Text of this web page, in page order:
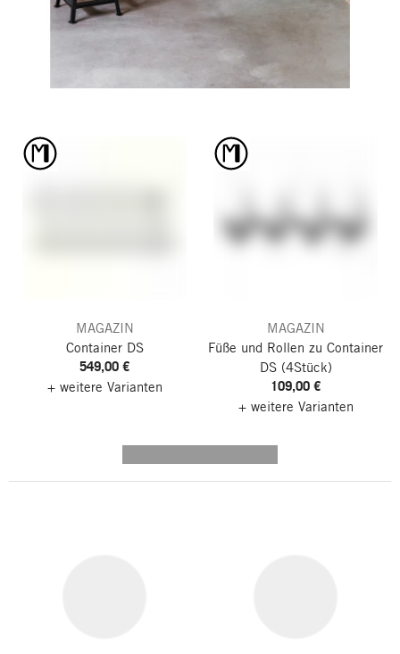
MAGAZIN
Container DS
549,00 €
+ weitere Varianten
MAGAZIN
Füße und Rollen zu Container
DS(4Stück)
109,00 €
+ weitere Varianten